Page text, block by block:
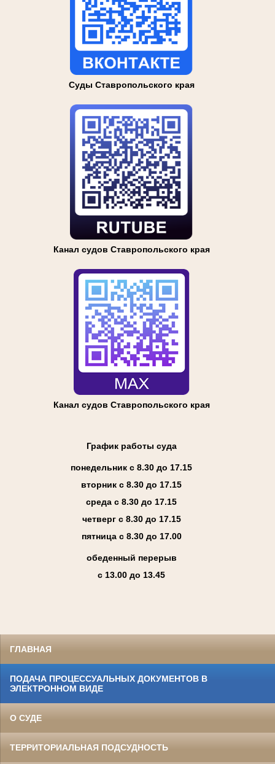
Суды Ставропольского края
Канал судов Ставропольского края
Канал судов Ставропольского края
График работы суда
понедельник с 8.30 до 17.15
вторник с 8.30 до 17.15
среда с 8.30 до 17.15
четверг с 8.30 до 17.15
пятница с 8.30 до 17.00
обеденный перерыв
с 13.00 до 13.45
ГЛАВНАЯ
ПОДАЧА ПРОЦЕССУАЛЬНЫХ ДОКУМЕНТОВ В
ЭЛЕКТРОННОМ ВИДЕ
О СУДЕ
ТЕРРИТОРИАЛЬНАЯ ПОДСУДНОСТЬ